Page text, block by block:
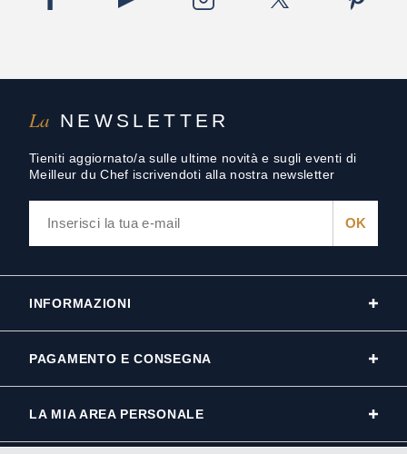
La NEWSLETTER
Tieniti aggiornato/a sulle ultime novità e sugli eventi di
Meilleur du Chef iscrivendoti alla nostra newsletter
INFORMAZIONI
PAGAMENTO E CONSEGNA
LA MIA AREA PERSONALE